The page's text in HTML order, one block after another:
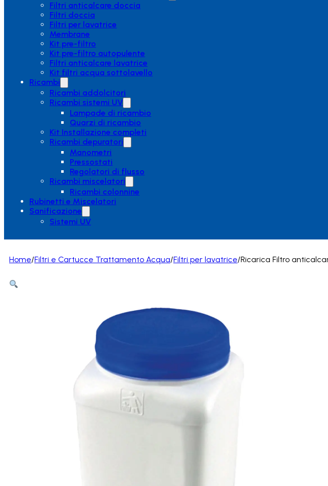
Filtri anticalcare doccia
Filtri doccia
Filtri per lavatrice
Membrane
Kit pre-filtro
Kit pre-filtro autopulente
Filtri anticalcare lavatrice
Kit filtri acqua sottolavello
Ricambi
Ricambi addolcitori
Ricambi sistemi UV
Lampade di ricambio
Quarzi di ricambio
Kit Installazione completi
Ricambi depuratori
Manometri
Pressostati
Regolatori di flusso
Ricambi miscelatori
Ricambi colonnine
Rubinetti e Miscelatori
Sanificazione
Sistemi UV
Home/Filtri e Cartucce Trattamento Acqua/Filtri per lavatrice/Ricarica Filtro